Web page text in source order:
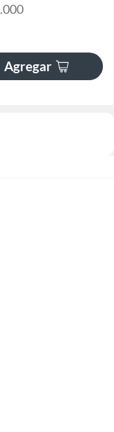
Agregar